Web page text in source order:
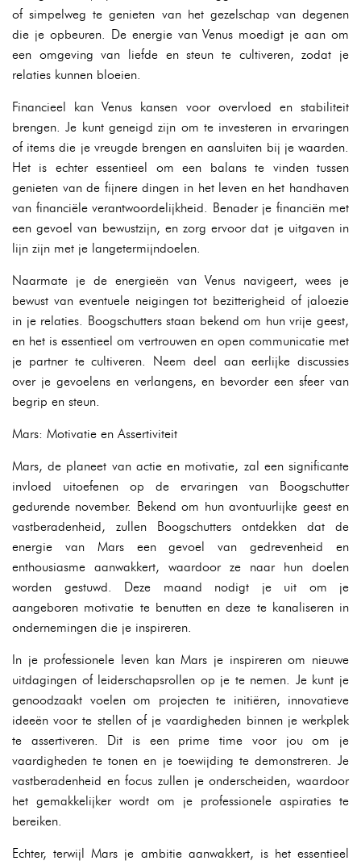
of simpelweg te genieten van het gezelschap van degenen
die je opbeuren. De energie van Venus moedigt je aan om
een omgeving van liefde en steun te cultiveren, zodat je
relaties kunnen bloeien.
Financieel kan Venus kansen voor overvloed en stabiliteit
brengen. Je kunt geneigd zijn om te investeren in ervaringen
of items die je vreugde brengen en aansluiten bij je waarden.
Het is echter essentieel om een balans te vinden tussen
genieten van de fijnere dingen in het leven en het handhaven
van financiële verantwoordelijkheid. Benader je financiën met
een gevoel van bewustzijn, en zorg ervoor dat je uitgaven in
lijn zijn met je langetermijndoelen.
Naarmate je de energieën van Venus navigeert, wees je
bewust van eventuele neigingen tot bezitterigheid of jaloezie
in je relaties. Boogschutters staan bekend om hun vrije geest,
en het is essentieel om vertrouwen en open communicatie met
je partner te cultiveren. Neem deel aan eerlijke discussies
over je gevoelens en verlangens, en bevorder een sfeer van
begrip en steun.
Mars: Motivatie en Assertiviteit
Mars, de planeet van actie en motivatie, zal een significante
invloed uitoefenen op de ervaringen van Boogschutter
gedurende november. Bekend om hun avontuurlijke geest en
vastberadenheid, zullen Boogschutters ontdekken dat de
energie van Mars een gevoel van gedrevenheid en
enthousiasme aanwakkert, waardoor ze naar hun doelen
worden gestuwd. Deze maand nodigt je uit om je
aangeboren motivatie te benutten en deze te kanaliseren in
ondernemingen die je inspireren.
In je professionele leven kan Mars je inspireren om nieuwe
uitdagingen of leiderschapsrollen op je te nemen. Je kunt je
genoodzaakt voelen om projecten te initiëren, innovatieve
ideeën voor te stellen of je vaardigheden binnen je werkplek
te assertiveren. Dit is een prime time voor jou om je
vaardigheden te tonen en je toewijding te demonstreren. Je
vastberadenheid en focus zullen je onderscheiden, waardoor
het gemakkelijker wordt om je professionele aspiraties te
bereiken.
Echter, terwijl Mars je ambitie aanwakkert, is het essentieel